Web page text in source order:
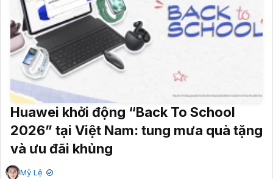
Huawei khởi động “Back To School
2026” tại Việt Nam: tung mưa quà tặng
và ưu đãi khủng
Mỹ Lệ ✔